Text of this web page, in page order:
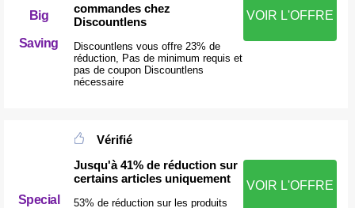
Big
Saving
commandes chez
Discountlens
Discountlens vous offre 23% de
réduction, Pas de minimum requis et
pas de coupon Discountlens
nécessaire
VOIR L'OFFRE
Special
Vérifié
Jusqu'à 41% de réduction sur
certains articles uniquement
53% de réduction sur les produits
VOIR L'OFFRE